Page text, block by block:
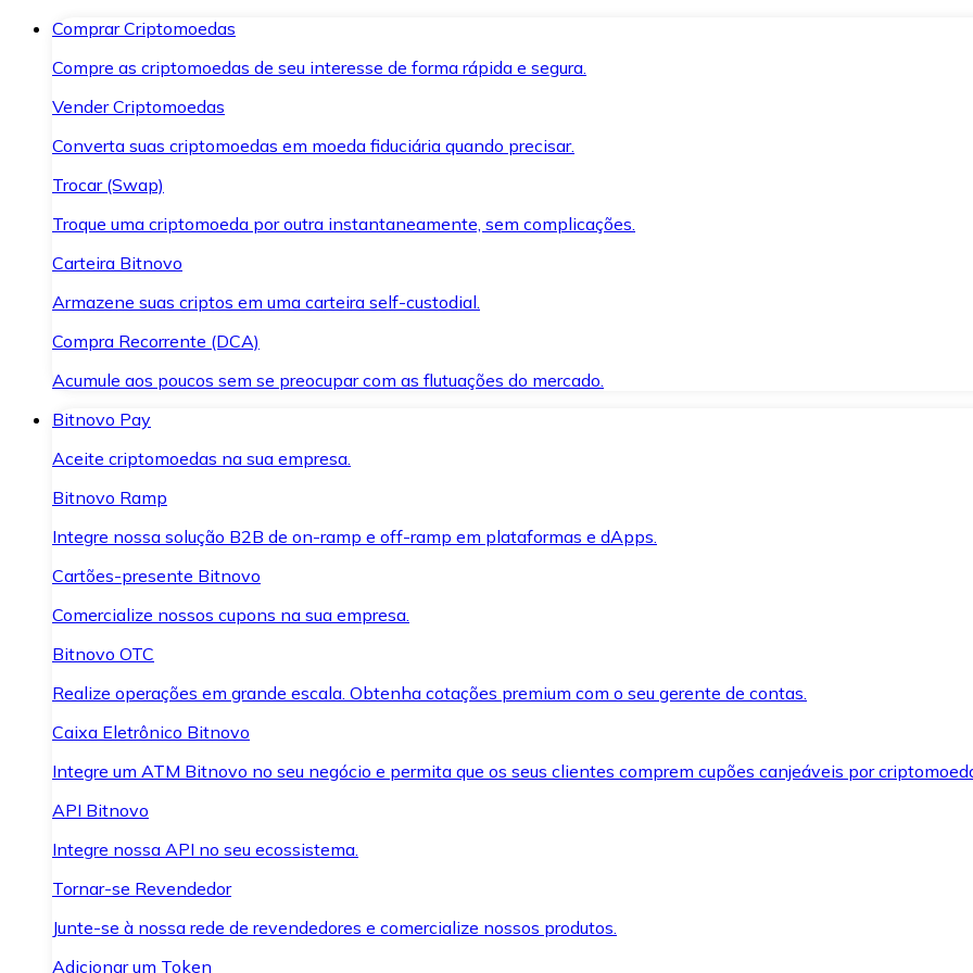
Comprar Criptomoedas
Compre as criptomoedas de seu interesse de forma rápida e segura.
Vender Criptomoedas
Converta suas criptomoedas em moeda fiduciária quando precisar.
Trocar (Swap)
Troque uma criptomoeda por outra instantaneamente, sem complicações.
Carteira Bitnovo
Armazene suas criptos em uma carteira self-custodial.
Compra Recorrente (DCA)
Acumule aos poucos sem se preocupar com as flutuações do mercado.
Bitnovo Pay
Aceite criptomoedas na sua empresa.
Bitnovo Ramp
Integre nossa solução B2B de on-ramp e off-ramp em plataformas e dApps.
Cartões-presente Bitnovo
Comercialize nossos cupons na sua empresa.
Bitnovo OTC
Realize operações em grande escala. Obtenha cotações premium com o seu gerente de contas.
Caixa Eletrônico Bitnovo
Integre um ATM Bitnovo no seu negócio e permita que os seus clientes comprem cupões canjeáveis por
API Bitnovo
Integre nossa API no seu ecossistema.
Tornar-se Revendedor
Junte-se à nossa rede de revendedores e comercialize nossos produtos.
Adicionar um Token